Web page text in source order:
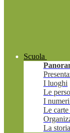
Scuola
I luoghi
Le
I
Le
La storia